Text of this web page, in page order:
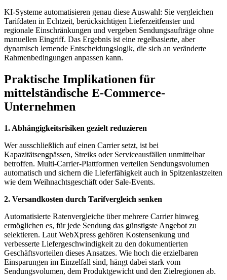
KI-Systeme automatisieren genau diese Auswahl: Sie vergleichen
Tarifdaten in Echtzeit, berücksichtigen Lieferzeitfenster und
regionale Einschränkungen und vergeben Sendungsaufträge ohne
manuellen Eingriff. Das Ergebnis ist eine regelbasierte, aber
dynamisch lernende Entscheidungslogik, die sich an veränderte
Rahmenbedingungen anpassen kann.
Praktische Implikationen für
mittelständische E-Commerce-
Unternehmen
1. Abhängigkeitsrisiken gezielt reduzieren
Wer ausschließlich auf einen Carrier setzt, ist bei
Kapazitätsengpässen, Streiks oder Serviceausfällen unmittelbar
betroffen. Multi-Carrier-Plattformen verteilen Sendungsvolumen
automatisch und sichern die Lieferfähigkeit auch in Spitzenlastzeiten
wie dem Weihnachtsgeschäft oder Sale-Events.
2. Versandkosten durch Tarifvergleich senken
Automatisierte Ratenvergleiche über mehrere Carrier hinweg
ermöglichen es, für jede Sendung das günstigste Angebot zu
selektieren. Laut WebXpress gehören Kostensenkung und
verbesserte Liefergeschwindigkeit zu den dokumentierten
Geschäftsvorteilen dieses Ansatzes. Wie hoch die erzielbaren
Einsparungen im Einzelfall sind, hängt dabei stark vom
Sendungsvolumen, dem Produktgewicht und den Zielregionen ab.